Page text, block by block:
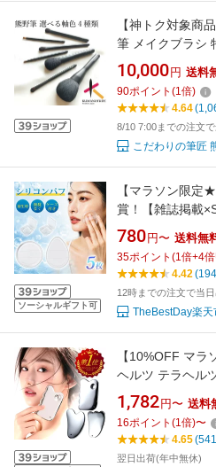
【神トク対象商
筆 メイクブラシ
売/to-1 化粧ブラ
ラシセット チー
然毛 北斗園 送料
10,000 円 送料
90ポイント (1倍)
4.64
8/10 7:00までの注文
こだわりの筆匠
ソーシャルギフト可
【マラソン限
賞！【雑誌掲載
フ メイクパフ 化
ス付き 外出 旅行
生的 無駄なく コ
クリーム レビュ
780 円〜 送料無
35ポイント (1倍+4
4.42
12時までの注文で当
TheBestDay楽天
【10%OFF マラ
ヘルツ テラヘル
こぎり かっさマ
然石 肩こり 小顔
ン ツボ押し 顔
ト 人工鉱石 突起
1,782 円〜 送料
16ポイント (1倍)〜
4.65
翌日出荷(年中無休)